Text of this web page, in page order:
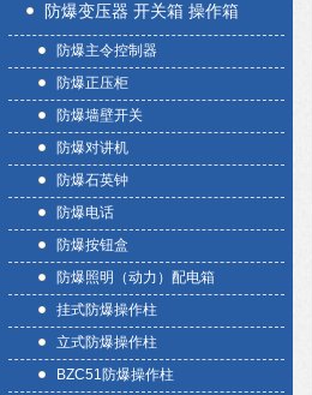
防爆变压器 开关箱 操作箱
防爆主令控制器
防爆正压柜
防爆墙壁开关
防爆对讲机
防爆石英钟
防爆电话
防爆按钮盒
防爆照明（动力）配电箱
挂式防爆操作柱
立式防爆操作柱
BZC51防爆操作柱